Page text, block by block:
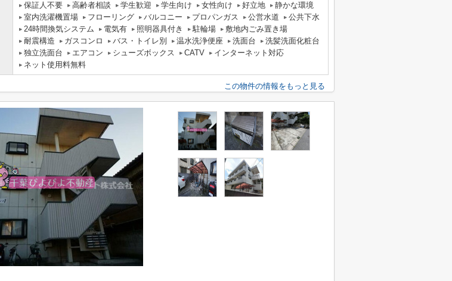
保証人不要 高齢者相談 学生歓迎 学生向け 女性向け 好立地
静かな環境
室内洗濯機置場
フローリング バルコニー プロパンガス 公営水道
公共下水
24時間換気システム
電気有 照明器具付き 駐輪場
敷地内ごみ置き場
耐震構造
ガスコンロ バス・トイレ別 温水洗浄便座 洗面台
洗髪洗面化粧台
独立洗面台
エアコン シューズボックス CATV
インターネット対応
ネット使用料無料
この物件の情報をもっと見る